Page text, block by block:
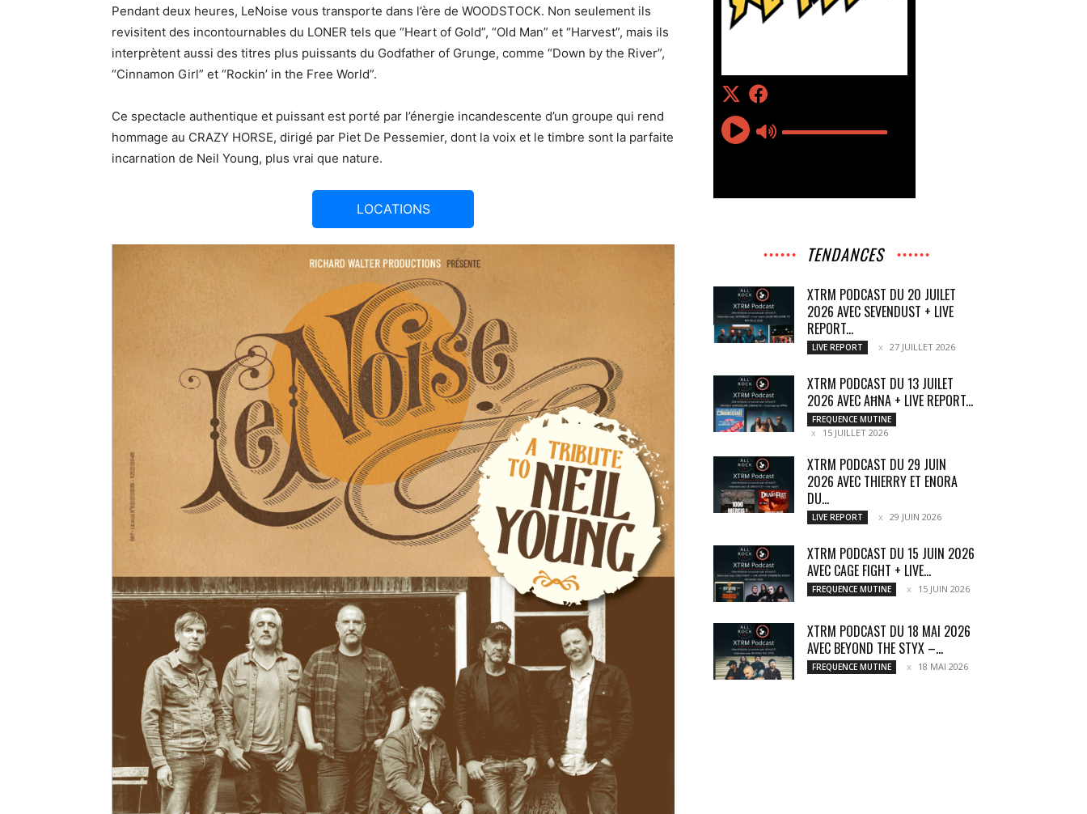
Pendant deux heures, LeNoise vous transporte dans l’ère de WOODSTOCK. Non seulement ils
revisitent des incontournables du LONER tels que “Heart of Gold”, “Old Man” et “Harvest”, mais ils
interprètent aussi des titres plus puissants du Godfather of Grunge, comme “Down by the River”,
“Cinnamon Girl” et “Rockin’ in the Free World”.
Ce spectacle authentique et puissant est porté par l’énergie incandescente d’un groupe qui rend
hommage au CRAZY HORSE, dirigé par Piet De Pessemier, dont la voix et le timbre sont la parfaite
incarnation de Neil Young, plus vrai que nature.
LOCATIONS
TENDANCES
XTRM PODCAST DU 20 JUILET
2026 AVEC SEVENDUST + LIVE
REPORT...
LIVE REPORT 27 JUILLET 2026
XTRM PODCAST DU 13 JUILET
2026 AVEC AĦNA + LIVE REPORT...
FREQUENCE MUTINE
15 JUILLET 2026
XTRM PODCAST DU 29 JUIN
2026 AVEC THIERRY ET ENORA
DU...
LIVE REPORT 29 JUIN 2026
XTRM PODCAST DU 15 JUIN 2026
AVEC CAGE FIGHT + LIVE...
FREQUENCE MUTINE 15 JUIN 2026
XTRM PODCAST DU 18 MAI 2026
AVEC BEYOND THE STYX –...
FREQUENCE MUTINE 18 MAI 2026